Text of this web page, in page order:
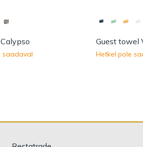
saadaval
Guest towel
Hetkel pole